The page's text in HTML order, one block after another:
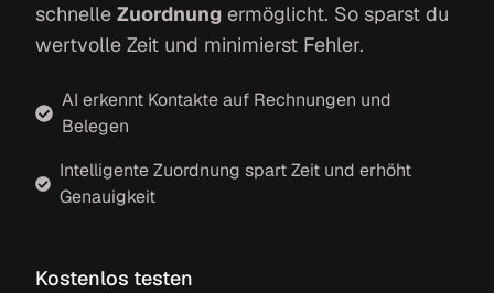
schnelle Zuordnung ermöglicht. So sparst du
wertvolle Zeit und minimierst Fehler.
AI erkennt Kontakte auf Rechnungen und
Belegen
Intelligente Zuordnung spart Zeit und erhöht
Genauigkeit
Kostenlos testen